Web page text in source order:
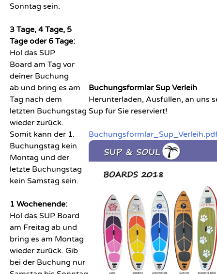
Sonntag sein.
3 Tage, 4 Tage, 5
Tage oder 6 Tage:
Hol das SUP
Board am Tag vor
deiner Buchung
ab und bring es am
Tag nach dem
letzten Buchungstag
wieder zurück.
Somit kann der 1.
Buchungstag kein
Montag und der
letzte Buchungstag
kein Samstag sein.
1 Wochenende:
Hol das SUP Board
am Freitag ab und
bring es am Montag
wieder zurück. Gib
bei der Buchung nur
Buchungsformlar Sup Verleih
Herunterladen, Ausfüllen, an uns
Sup für Sie reserviert!